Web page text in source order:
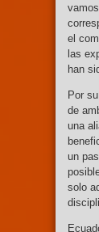
el
las
han
Por
de
una
un
solo